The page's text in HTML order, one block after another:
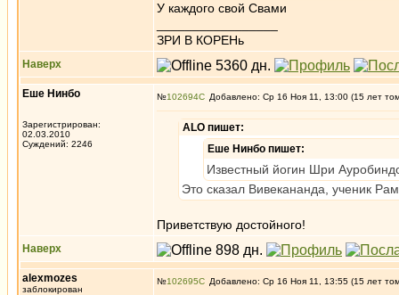
У каждого свой Свами
ЗРИ В КОРЕНь
Наверх
Еше Нинбо
Зарегистрирован:
02.03.2010
Суждений: 2246
№102694 Добавлено: Ср 16 Ноя 11, 13:00 (15 лет
ALO пишет:
Еше Нинбо пишет:
Известный йогин Шри
Это сказал Вивекананда, ученик
Приветствую достойного!
Наверх
alexmozes
заблокирован
№102695 Добавлено: Ср 16 Ноя 11, 13:55 (15 лет